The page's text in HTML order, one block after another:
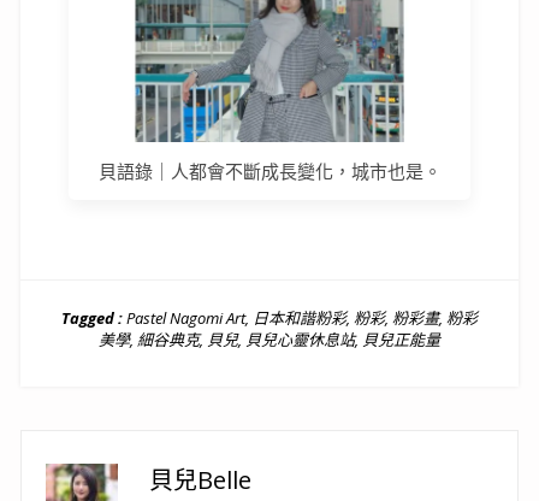
貝語錄｜人都會不斷成長變化，城市也是。
Tagged :Pastel Nagomi Art, 日本和諧粉彩, 粉彩, 粉彩畫, 粉彩
美學, 細谷典克, 貝兒, 貝兒心靈休息站, 貝兒正能量
貝兒Belle